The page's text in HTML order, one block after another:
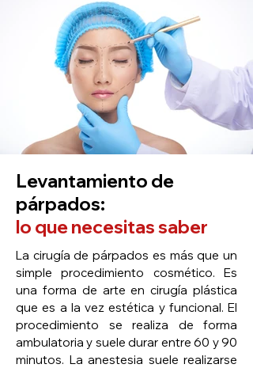
Levantamiento de
párpados:
lo que necesitas saber
La cirugía de párpados es más que un
simple procedimiento cosmético. Es
una forma de arte en cirugía plástica
que es a la vez estética y funcional. El
procedimiento se realiza de forma
ambulatoria y suele durar entre 60 y 90
minutos. La anestesia suele realizarse